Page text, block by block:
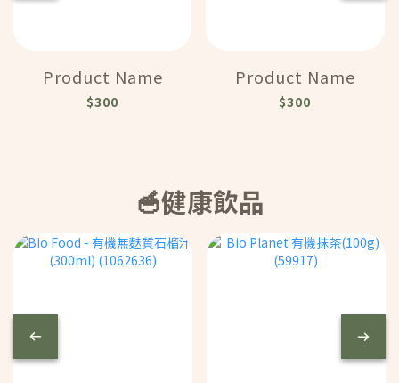
Product Name
$300
Product Name
$300
🥣健康飲品